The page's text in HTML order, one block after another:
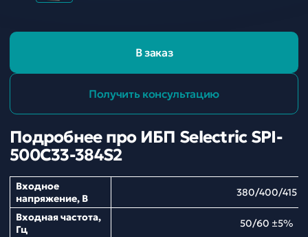
В заказ
Получить консультацию
Подробнее про ИБП Selectric SPI-
500C33-384S2
Входное
напряжение, В
380/400/415
Входная частота,
Гц
50/60 ±5%